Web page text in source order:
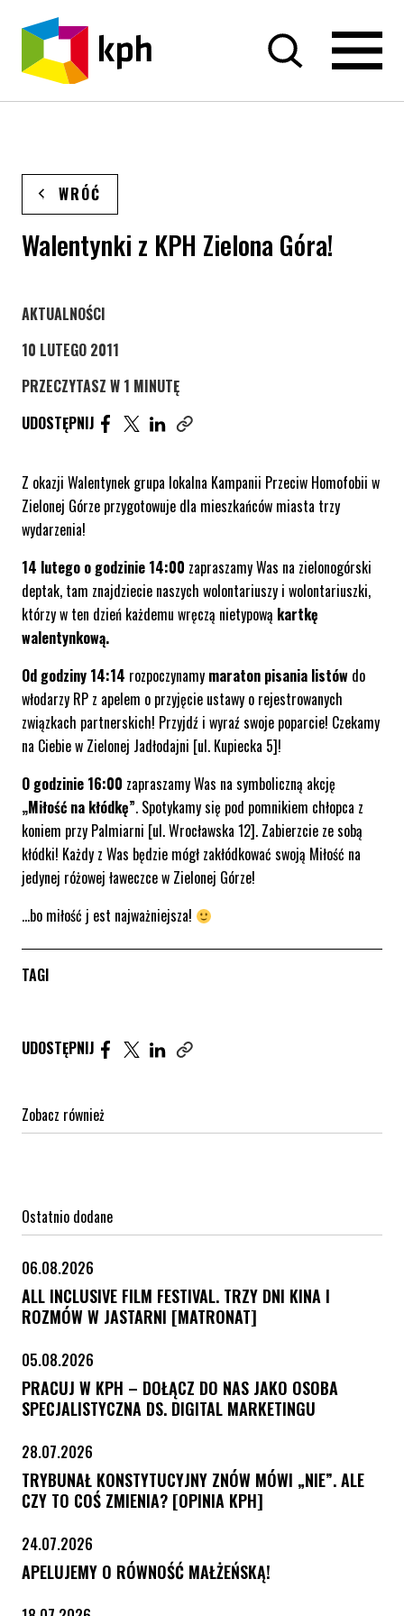
PRZEJDŹ DO TREŚCI
WRÓĆ
Walentynki z KPH Zielona Góra!
STRONA KATEGORII WPISÓW
AKTUALNOŚCI
10 LUTEGO 2011
PRZECZYTASZ W 1 MINUTĘ
UDOSTĘPNIJ
UDOSTĘPNIJ ARTYKUŁ NA FACEBOOK. STRONA
UDOSTĘPNIJ ARTYKUŁ NA TWITTER.
UDOSTĘPNIJ ARTYKUŁ NA LINKEDIN.
Z okazji Walentynek grupa lokalna Kampanii Przeciw Homofobii w
Zielonej Górze przygotowuje dla mieszkańców miasta trzy
wydarzenia!
14 lutego o godzinie 14:00 zapraszamy Was na zielonogórski
deptak, tam znajdziecie naszych wolontariuszy i wolontariuszki,
którzy w ten dzień każdemu wręczą nietypową kartkę
walentynkową.
Od godziny 14:14 rozpoczynamy maraton pisania listów do
włodarzy RP z apelem o przyjęcie ustawy o rejestrowanych
związkach partnerskich! Przyjdź i wyraź swoje poparcie! Czekamy
na Ciebie w Zielonej Jadłodajni [ul. Kupiecka 5]!
O godzinie 16:00 zapraszamy Was na symboliczną akcję
„Miłość na kłódkę”. Spotykamy się pod pomnikiem chłopca z
koniem przy Palmiarni [ul. Wrocławska 12]. Zabierzcie ze sobą
kłódki! Każdy z Was będzie mógł zakłódkować swoją Miłość na
jedynej różowej ławeczce w Zielonej Górze!
…bo miłość j est najważniejsza!
TAGI
UDOSTĘPNIJ Udostępnij artykuł na Facebook. Strona otwiera się
Udostępnij artykuł na Twitter. Strona otwiera
Udostępnij artykuł na Linkedin. Strona
Zobacz również
Ostatnio dodane
06.08.2026
ALL INCLUSIVE FILM FESTIVAL. TRZY DNI KINA I
ROZMÓW W JASTARNI [MATRONAT]
05.08.2026
PRACUJ W KPH – DOŁĄCZ DO NAS JAKO OSOBA
SPECJALISTYCZNA DS. DIGITAL MARKETINGU
28.07.2026
TRYBUNAŁ KONSTYTUCYJNY ZNÓW MÓWI „NIE”. ALE
CZY TO COŚ ZMIENIA? [OPINIA KPH]
24.07.2026
APELUJEMY O RÓWNOŚĆ MAŁŻEŃSKĄ!